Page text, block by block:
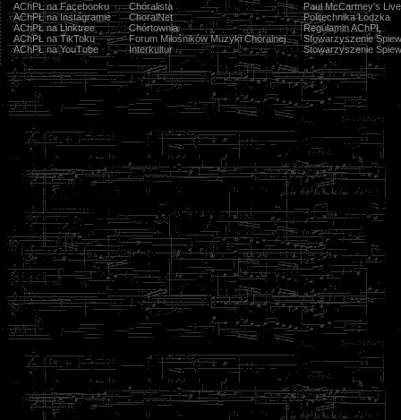
AChPŁ na Facebooku
AChPŁ na Instagramie
AChPŁ na Linktree
AChPŁ na TikToku
AChPŁ na YouTube
Chóralista
ChoralNet
Chórtownia
Forum Miłośników Muzyki Chóralnej
Interkultur
Paul McCartney's
Politechnika Łódzka
Regulamin AChPŁ
Stowarzyszenie
Stowarzyszenie